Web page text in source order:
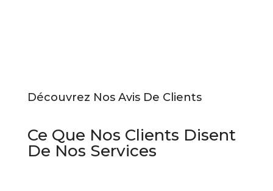
Découvrez Nos Avis De Clients
Ce Que Nos Clients Disent
De Nos Services